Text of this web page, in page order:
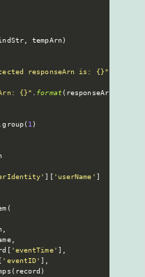
, tempArn)
responseArn is: {}"
{}" . format( responseArn
.group( 1)
'userName'
(
,
,
'eventTime'
,
'eventID'
,
( record )